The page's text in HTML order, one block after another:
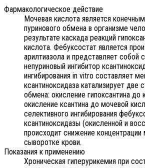
Фармакологическое действие
Мочевая кислота является
пуринового обмена в организме
результате каскада реакций
кислота. Фебуксостат является
арилтиазола и представляет собой
непуриновый ингибитор
ингибирования in vitro составляет
ксантиноксидаза катализирует две
обмена: окисление гипоксантина до
окисление ксантина до мочевой
селективного ингибирования
ксантиноксидазы (окисленной и
происходит снижение
сыворотке крови.
Показания к применению
Хроническая гиперурикемия при